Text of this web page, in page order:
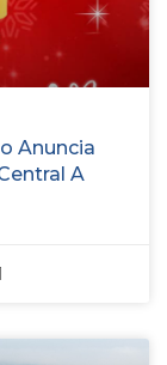
Anuncia
A